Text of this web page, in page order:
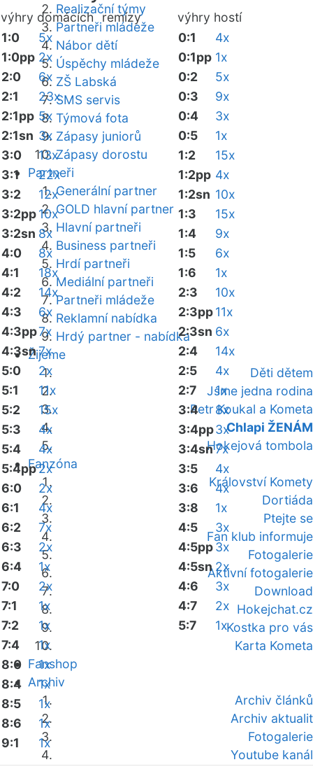
Realizační týmy
Partneři mládeže
Nábor dětí
Úspěchy mládeže
ZŠ Labská
SMS servis
Týmová fota
Zápasy juniorů
Zápasy dorostu
Partneři
Generální partner
GOLD hlavní partner
Hlavní partneři
Business partneři
Hrdí partneři
Mediální partneři
Partneři mládeže
Reklamní nabídka
Hrdý partner - nabídka
Žijeme
Děti dětem
Jsme jedna rodina
Petr Koukal a Kometa
Chlapi ŽENÁM
Hokejová tombola
Fanzóna
Království Komety
Dortiáda
Ptejte se
Fan klub informuje
Fotogalerie
Aktivní fotogalerie
Download
Hokejchat.cz
Kostka pro vás
Karta Kometa
Fanshop
Archiv
Archiv článků
Archiv aktualit
Fotogalerie
Youtube kanál
výhry domácíchremízy výhry hostí
1:0
5x
1:0pp 2x
2:0
6x
2:1
23x
2:1pp 5x
2:1sn 3x
3:0
13x
3:1
22x
3:2
12x
3:2pp10x
3:2sn 8x
4:0
8x
4:1
18x
4:2
14x
4:3
6x
4:3pp7x
4:3sn7x
5:0
2x
5:1
11x
5:2
15x
5:3
4x
5:4
4x
5:4pp2x
6:0
2x
6:1
4x
6:2
7x
6:3
2x
6:4
1x
7:0
2x
7:1
1x
7:2
1x
7:4
1x
8:0
1x
8:4
1x
8:5
1x
8:6
1x
9:1
1x
0:1
4x
0:1pp 1x
0:2
5x
0:3
9x
0:4
3x
0:5
1x
1:2
15x
1:2pp 4x
1:2sn 10x
1:3
15x
1:4
9x
1:5
6x
1:6
1x
2:3
10x
2:3pp11x
2:3sn 6x
2:4
14x
2:5
4x
2:7
1x
3:4
8x
3:4pp3x
3:4sn7x
3:5
4x
3:6
4x
3:8
1x
4:5
3x
4:5pp3x
4:5sn 2x
4:6
3x
4:7
2x
5:7
1x